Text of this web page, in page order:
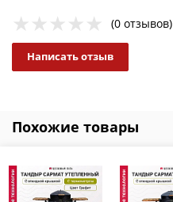
(0 отзывов)
Написать отзыв
Похожие товары